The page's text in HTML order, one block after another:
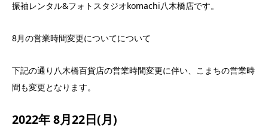
振袖レンタル&フォトスタジオkomachi八木橋店です。
8月の営業時間変更についてについて
下記の通り八木橋百貨店の営業時間変更に伴い、こまちの営業時
間も変更となります。
2022年 8月22日(月)